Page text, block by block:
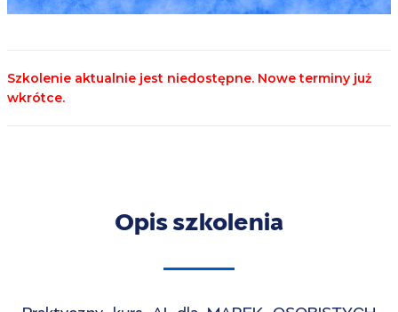
Szkolenie aktualnie jest niedostępne. Nowe terminy już
wkrótce.
Opis szkolenia